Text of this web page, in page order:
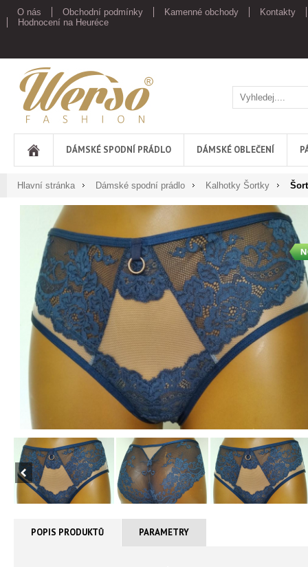
O nás Obchodní podmínky Kamenné obchody
Kontakty
Hodnocení na Heuréce
Werso
DÁMSKÉ SPODNÍ PRÁDLO DÁMSKÉ OBLEČENÍ
Hlavní stránka Dámské spodní prádlo Kalhotky Šortky
POPIS PRODUKTŮ PARAMETRY